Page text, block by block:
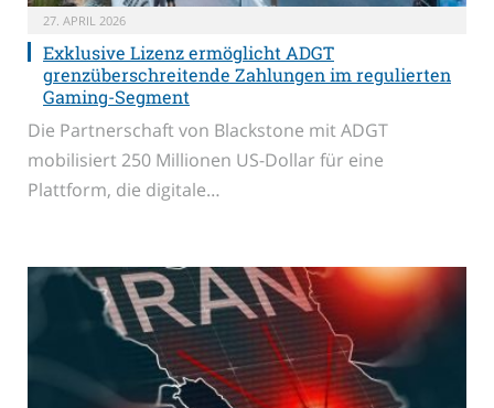
27. APRIL 2026
Exklusive Lizenz ermöglicht ADGT
grenzüberschreitende Zahlungen im regulierten
Gaming-Segment
Die Partnerschaft von Blackstone mit ADGT
mobilisiert 250 Millionen US-Dollar für eine
Plattform, die digitale…